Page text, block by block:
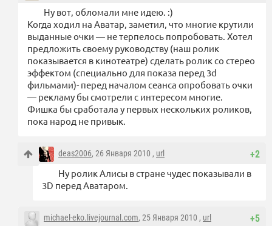
Ну вот, обломали мне идею. :)
Когда ходил на Аватар, заметил, что многие крутили
выданные очки — не терпелось попробовать. Хотел
предложить своему руководству (наш ролик
показывается в кинотеатре) сделать ролик со стерео
эффектом (специально для показа перед 3d
фильмами)- перед началом сеанса опробовать очки
— рекламу бы смотрели с интересом многие.
Фишка бы сработала у первых нескольких роликов,
пока народ не привык.
+2
deas2006, 26 Января 2010 , url
Ну ролик Алисы в стране чудес показывали в
3D перед Аватаром.
+5
michael-eko.livejournal.com, 25 Января 2010 , url